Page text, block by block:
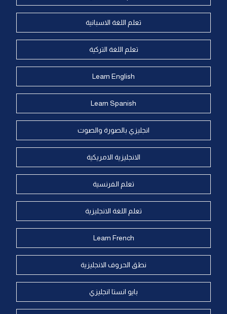
تعلم اللغة الاسبانية
تعلم اللغة التركية
Learn English
Learn Spanish
انجليزي بالصورة والصوت
الانجليزية الامريكية
تعلم الفرنسية
تعلم اللغة الانجليزية
Learn French
نطق الحروف الانجليزية
بايو انستا انجليزي